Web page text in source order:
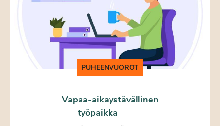
PUHEENVUOROT
Vapaa-aikaystävällinen
työpaikka